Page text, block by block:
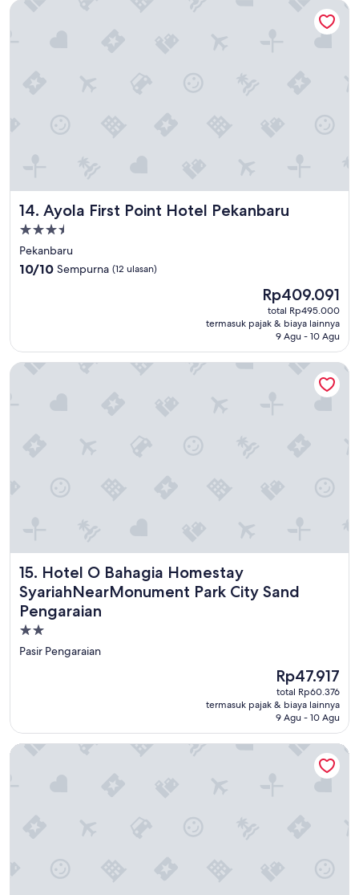
14. Ayola First Point Hotel Pekanbaru
Ayola First Point Hotel Pekanbaru
Properti
bintang
3.5
Pekanbaru
10.0
10/10 Sempurna (12 ulasan)
Harga
sekarang
Rp409.091
Rp409.091
total Rp495.000
termasuk pajak & biaya lainnya
9 Agu - 10 Agu
Ayola First Point Hotel Pekanbaru
15. Hotel O Bahagia Homestay
SyariahNearMonument Park City Sand
Pengaraian
Hotel O Bahagia Homestay SyariahNearMonument Park
Properti
bintang
Pasir Pengaraian
Harga
sekarang
Rp47.917
Rp47.917
total Rp60.376
termasuk pajak & biaya lainnya
9 Agu - 10 Agu
Hotel O Bahagia Homestay SyariahNearMonument Park
EXPRESS O 91674 Penginapan Bm Prima